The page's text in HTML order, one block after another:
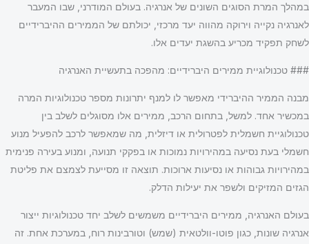
במהלך המרת הסוגים השונים של אנרגיה. בעולם המודרני, שבו המעבר
לאנרגיה נקייה וירוקה מהווה יעד מרכזי, יכולתם של הממירים ההיברידיים
לשחק תפקיד מכריע בהשגת יעדים אלו.
### טכנולוגיית ממירים היברידיים: מהפכה בתעשיית האנרגיה
מבנה הממיר ההיברידי מאפשר לו למנף יתרונות מספר טכנולוגיות המרה
במכשיר אחד. למשל, בתחום הרכב, ממירים אלו מסוגלים לשלב בין
טכנולוגיית חשמלית לפטרולית או דיזלית, מה שמאפשר לרכב להפעיל מנוע
חשמלי בעת נסיעה במהירויות נמוכות או בפקקי תנועה, ומנוע בעירה פנימית
במהירויות גבוהות או נסיעות ארוכות. תוצאה זו מסייעת לצמצם את פליטת
הגזים המזיקים ולשפר את יעילות הדלק.
בעולם האנרגיה, ממירים היברידיים משמשים לשלב יחד טכנולוגיות ייצור
אנרגיה שונות, כגון פוטו-וולטאית (שמש) וטורבינות רוח, במערכת אחת. זה